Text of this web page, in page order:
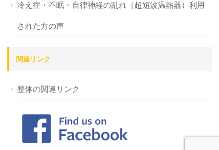
冷え症・不眠・自律神経の乱れ（超短波温熱器）利用
された方の声
関連リンク
整体の関連リンク